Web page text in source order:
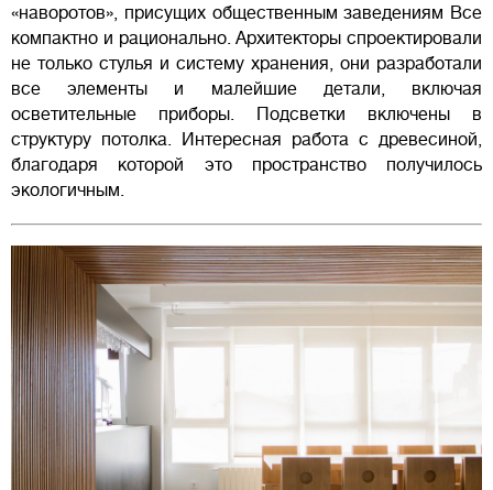
«наворотов», присущих общественным заведениям Все
компактно и рационально. Архитекторы спроектировали
не только стулья и систему хранения, они разработали
все элементы и малейшие детали, включая
осветительные приборы. Подсветки включены в
структуру потолка. Интересная работа с древесиной,
благодаря которой это пространство получилось
экологичным.